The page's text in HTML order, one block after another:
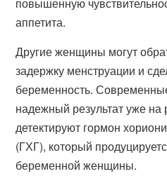
аппетита.
Другие женщины могут
задержку менструации и
беременность.
надежный результат уже на
детектируют гормон
(ГХГ), который
беременной женщины.